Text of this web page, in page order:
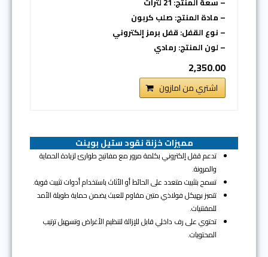
– مادة المنتج: صلب كربون
– نوع القفل: قفل برمز إلكتروني
– لون المنتج: رمادي
2,350.00
اشتري من امازون
مميزات خزنة نقود ستيل بوينت
تدعم قفل إلكتروني بكلمة مرور مع مفاتيح طوارئ لزيادة الحماية
والمرونة.
تسمح بتثبيت متعدد على الحائط أو الأثاث باستخدام أدوات تثبيت قوية.
تتميز بهيكل فولاذي متين مقاوم للعبث يضمن حماية طويلة الأمد
للمقتنيات.
تحتوي على رف داخلي قابل للإزالة لتنظيم الأغراض وتسهيل ترتيب
المحتويات.